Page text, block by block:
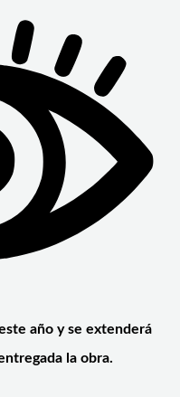
año y se extenderá
la obra.